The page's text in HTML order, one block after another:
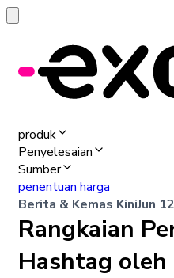
produk
Penyelesaian
Sumber
penentuan harga
Berita & Kemas KiniJun
Rangkaian
Hashtag